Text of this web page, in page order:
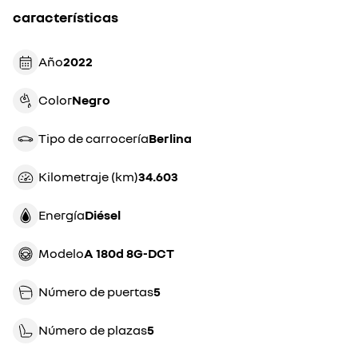
características
Año 2022
Color negro
Tipo de carrocería berlina
Kilometraje (km) 34.603
Energía diésel
Modelo A 180d 8G-DCT
Número de puertas5
Número de plazas5